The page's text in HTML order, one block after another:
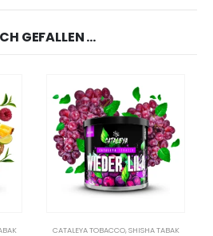
GEFALLEN …
CATALEYA TOBACCO,SHISHA TABAK